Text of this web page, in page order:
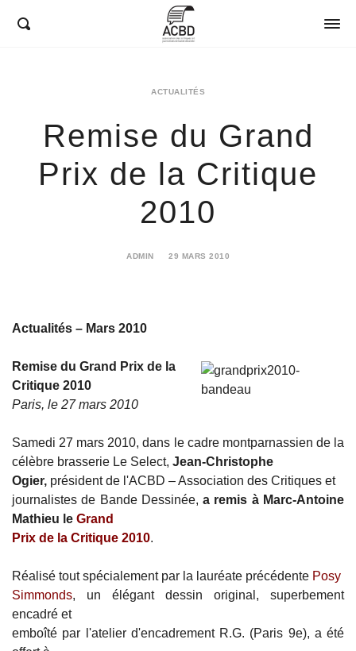
ACTUALITÉS
Remise du Grand
Prix de la Critique
2010
ADMIN
29 MARS 2010
Actualités – Mars 2010
Remise du Grand Prix de la
Critique 2010
Paris, le 27 mars 2010
Samedi 27 mars 2010, dans le cadre montparnassien de la
célèbre brasserie Le Select, Jean-Christophe
Ogier, président de l'ACBD – Association des Critiques et
journalistes de Bande Dessinée,a remis à Marc-Antoine
Mathieu le Grand
Prix de la Critique 2010.
Réalisé tout spécialement par la lauréate précédente Posy
Simmonds, un élégant dessin original, superbement
encadré et
emboîté par l'atelier d'encadrement R.G. (Paris 9e), a été